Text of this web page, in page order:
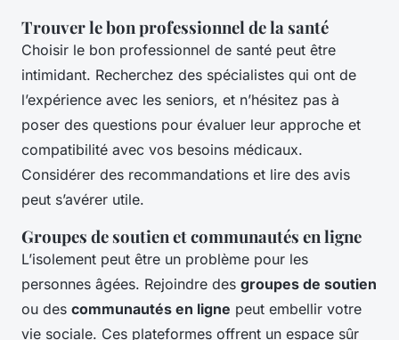
Trouver le bon professionnel de la santé
Choisir le bon professionnel de santé peut être
intimidant. Recherchez des spécialistes qui ont de
l’expérience avec les seniors, et n’hésitez pas à
poser des questions pour évaluer leur approche et
compatibilité avec vos besoins médicaux.
Considérer des recommandations et lire des avis
peut s’avérer utile.
Groupes de soutien et communautés en ligne
L’isolement peut être un problème pour les
personnes âgées. Rejoindre des groupes de soutien
ou des communautés en ligne peut embellir votre
vie sociale. Ces plateformes offrent un espace sûr